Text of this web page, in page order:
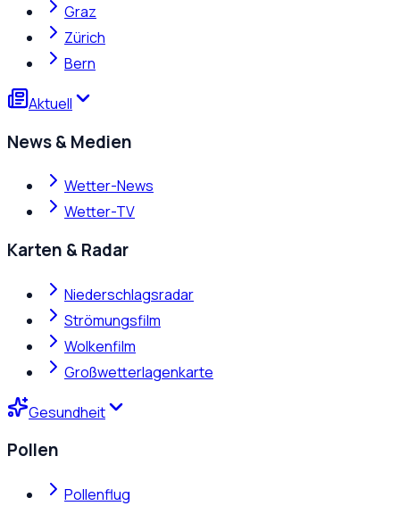
Graz
Zürich
Bern
Aktuell
News & Medien
Wetter-News
Wetter-TV
Karten & Radar
Niederschlagsradar
Strömungsfilm
Wolkenfilm
Großwetterlagenkarte
Gesundheit
Pollen
Pollenflug